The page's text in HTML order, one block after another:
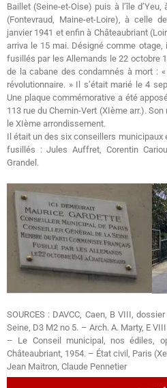
Baillet (Seine-et-Oise) puis à l’île d’Yeu,
(Fontevraud, Maine-et-Loire), à celle
janvier 1941 et enfin à Châteaubriant
arriva le 15 mai. Désigné comme
fusillés par les Allemands le 22 octobre
de la cabane des condamnés à mort :
révolutionnaire. » Il s’était marié le 4
Une plaque commémorative a été
113 rue du Chemin-Vert (XIème arr.).
le XIème arrondissement.
Il était un des six conseillers municipaux
fusillés : Jules Auffret, Corentin
Grandel.
SOURCES : DAVCC, Caen, B VIII,
Seine, D3 M2 no 5. – Arch. A. Marty, E
– Le Conseil municipal, nos édiles,
Châteaubriant, 1954. – État civil, Paris
Jean Maitron, Claude Pennetier